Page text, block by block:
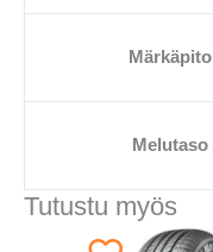
Märkäpito
Melutaso
Tutustu myös